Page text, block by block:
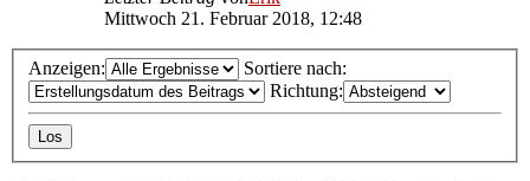
Mittwoch 21. Februar 2018, 12:48
Anzeigen:
Sortiere nach:
Richtung: